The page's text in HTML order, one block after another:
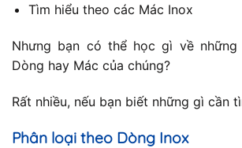
Tìm hiểu theo các Mác Inox
Nhưng bạn có thể học gì về
Dòng hay Mác của chúng?
Rất nhiều, nếu bạn biết những gì cần
Phân loại theo Dòng Inox